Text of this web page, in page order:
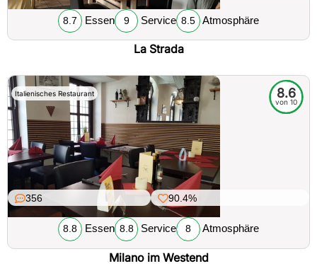
8.7 Essen 9 Service 8.5 Atmosphäre
La Strada
Italienisches Restaurant 8.6
von 10
356 90.4%
8.8 Essen 8.8 Service 8 Atmosphäre
Milano im Westend